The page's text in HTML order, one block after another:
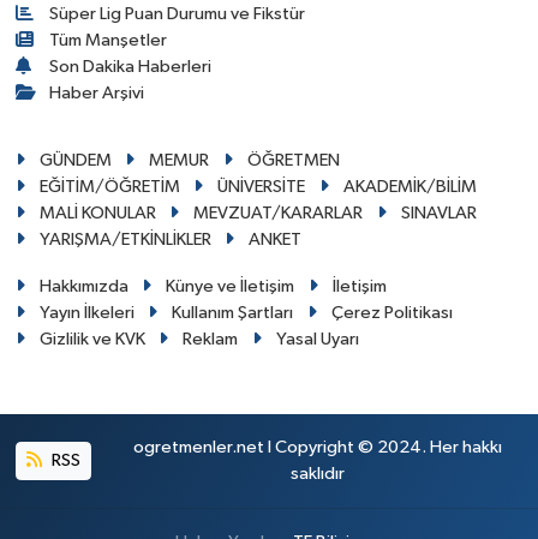
Süper Lig Puan Durumu ve Fikstür
Tüm Manşetler
Son Dakika Haberleri
Haber Arşivi
GÜNDEM MEMUR
ÖĞRETMEN
EĞİTİM/ÖĞRETİM
ÜNİVERSİTE
AKADEMİK/BİLİM
MALİ KONULAR
MEVZUAT/KARARLAR
SINAVLAR
YARIŞMA/ETKİNLİKLER
ANKET
Hakkımızda Künye ve İletişim
İletişim
Yayın İlkeleri
Kullanım Şartları
Çerez Politikası
Gizlilik ve KVK
Reklam Yasal Uyarı
RSS
ogretmenler.net I Copyright © 2024. Her hakkı
saklıdır